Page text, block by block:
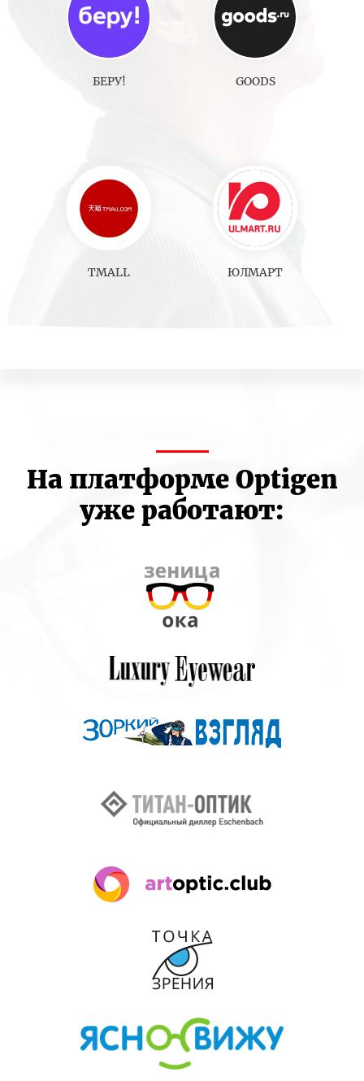
БЕРУ! GOODS
TMALL ЮЛМАРТ
На платформе Optigen
уже работают: